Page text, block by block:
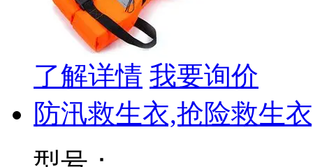
了解详情 我要询价
防汛救生衣,抢险救生